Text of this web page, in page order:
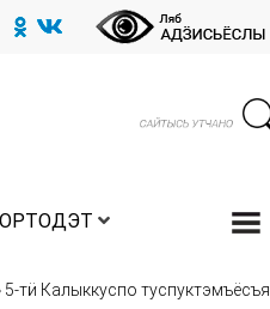
тӥ Калыккуспо туспуктэмъёсъя